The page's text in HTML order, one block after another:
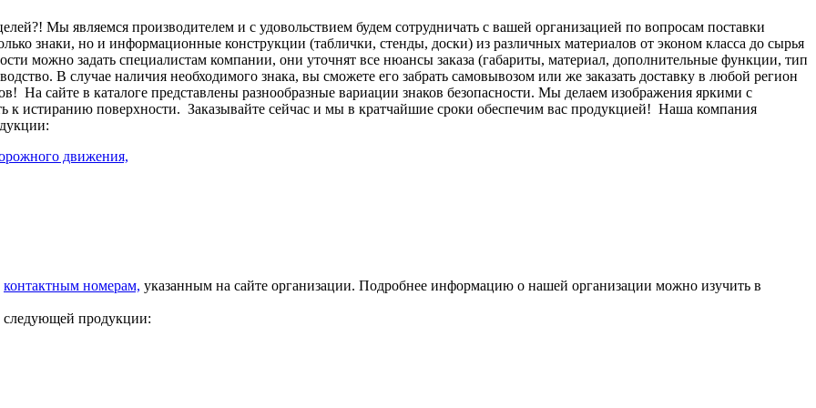
Мы являемся производителем и с удовольствием будем сотрудничать с вашей организацией по вопросам поставки
знаки, но и информационные конструкции (таблички, стенды, доски) из различных материалов от эконом класса до сырья
можно задать специалистам компании, они уточнят все нюансы заказа (габариты, материал, дополнительные функции, тип
В случае наличия необходимого знака, вы сможете его забрать самовывозом или же заказать доставку в любой регион
На сайте в каталоге представлены разнообразные вариации знаков безопасности. Мы делаем изображения яркими с
к истиранию поверхности. Заказывайте сейчас и мы в кратчайшие сроки обеспечим вас продукцией! Наша компания
движения,
контактным номерам, указанным на сайте организации. Подробнее информацию о нашей организации можно изучить в
следующей продукции: